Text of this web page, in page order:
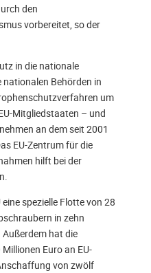
den
vorbereitet, so der
in die nationale
Behörden in
um
Mitgliedstaaten ­­– und
an dem seit 2001
EU-Zentrum für die
hilft bei der
spezielle Flotte von 28
in zehn
hat die
Euro an EU-
von zwölf